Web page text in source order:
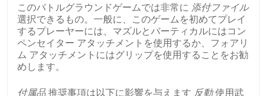
このバトルグラウンドゲームでは非常に 添付ファイル
選択できるもの。一般に、このゲームを初めてプレイ
するプレーヤーには、マズルとバーティカルにはコン
ペンセイター アタッチメントを使用するか、フォアリ
ム アタッチメントにはグリップを使用することをお勧
めします。
付属品 推奨事項は以下に影響を与えます 反動使用武